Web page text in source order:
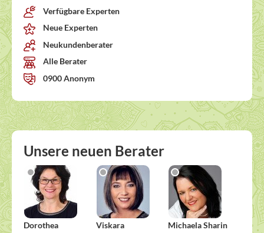
Verfügbare Experten
Neue Experten
Neukundenberater
Alle Berater
0900 Anonym
Unsere neuen Berater
Dorothea Viskara Michaela Sharin Vera